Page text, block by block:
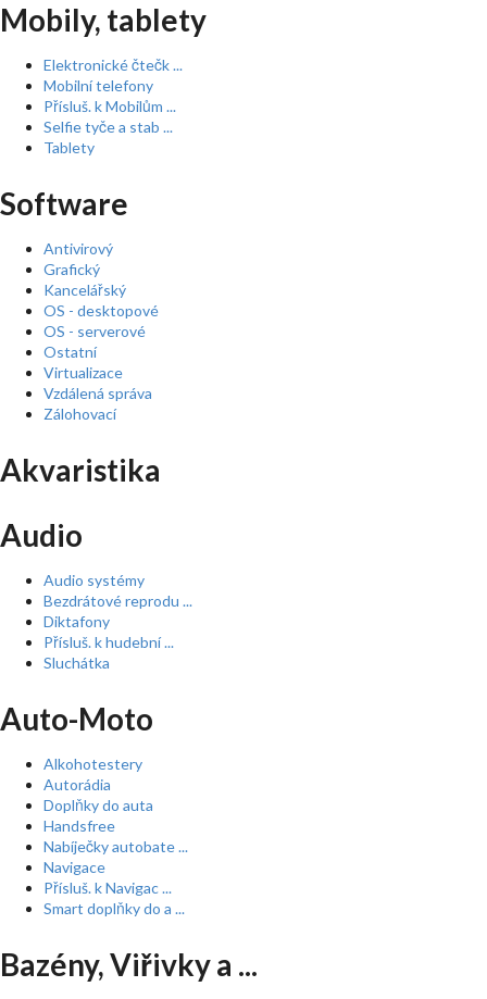
Mobily, tablety
Elektronické čtečk ...
Mobilní telefony
Přísluš. k Mobilům ...
Selfie tyče a stab ...
Tablety
Software
Antivirový
Grafický
Kancelářský
OS - desktopové
OS - serverové
Ostatní
Virtualizace
Vzdálená správa
Zálohovací
Akvaristika
Audio
Audio systémy
Bezdrátové reprodu ...
Diktafony
Přísluš. k hudební ...
Sluchátka
Auto-Moto
Alkohotestery
Autorádia
Doplňky do auta
Handsfree
Nabíječky autobate ...
Navigace
Přísluš. k Navigac ...
Smart doplňky do a ...
Bazény, Viřivky a ...